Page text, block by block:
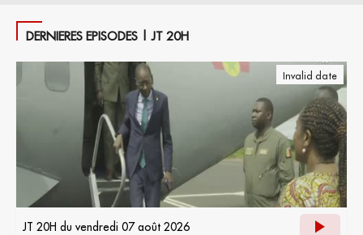
DERNIERES EPISODES | JT 20H
Invalid date
JT 20H du vendredi 07 août 2026